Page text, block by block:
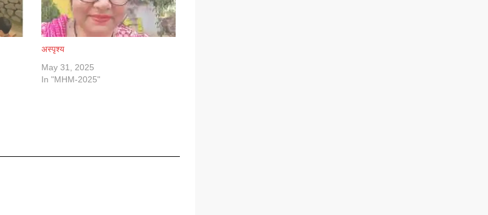
अस्पृश्य
May 31, 2025
In "MHM-2025"